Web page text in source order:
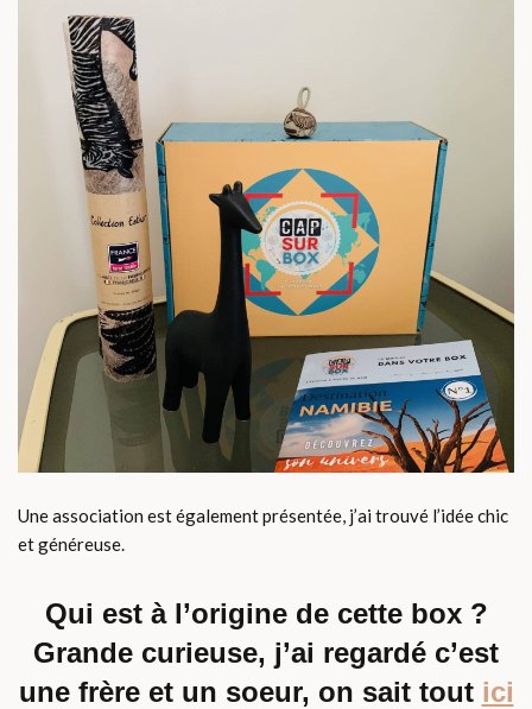
Une association est également présentée, j’ai trouvé l’idée chic
et généreuse.
Qui est à l’origine de cette box ?
Grande curieuse, j’ai regardé c’est
une frère et un soeur, on sait tout ici